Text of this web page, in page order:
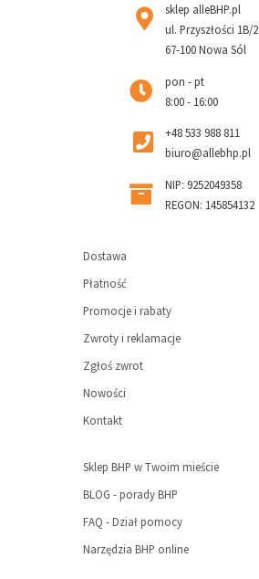
sklep alleBHP.pl
ul. Przyszłości 1B/2
67-100 Nowa Sól
pon - pt
8:00 - 16:00
+48 533 988 811
biuro@allebhp.pl
NIP: 9252049358
REGON: 145854132
Dostawa
Płatność
Promocje i rabaty
Zwroty i reklamacje
Zgłoś zwrot
Nowości
Kontakt
Sklep BHP w Twoim mieście
BLOG - porady BHP
FAQ - Dział pomocy
Narzędzia BHP online